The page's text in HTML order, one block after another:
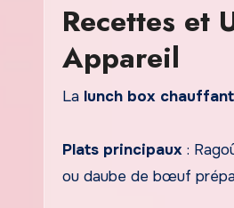
Recettes et
Appareil
La lunch box
Plats principaux :
ou daube de bœuf